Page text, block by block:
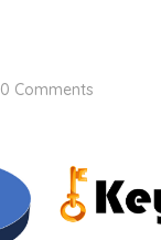
0 Comments